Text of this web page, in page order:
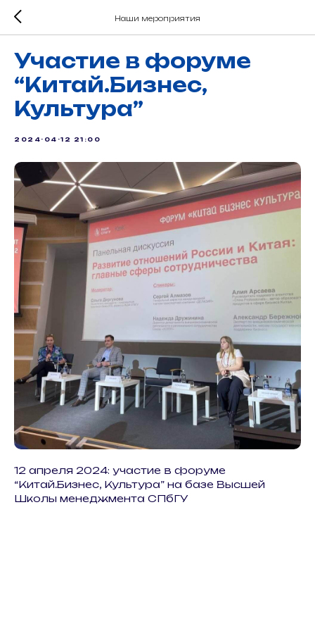
Наши мероприятия
Участие в форуме
“Китай.Бизнес,
Культура”
2024-04-12 21:00
12 апреля 2024: участие в форуме
“Китай.Бизнес, Культура” на базе Высшей
Школы менеджмента СПбГУ